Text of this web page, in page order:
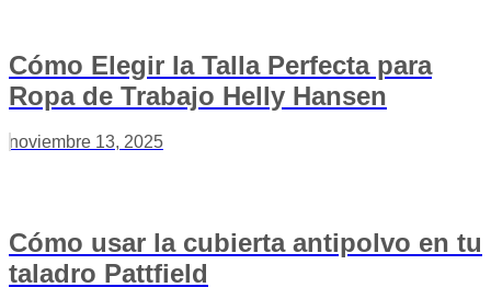
Cómo Elegir la Talla Perfecta para
Ropa de Trabajo Helly Hansen
noviembre 13, 2025
Cómo usar la cubierta antipolvo en tu
taladro Pattfield